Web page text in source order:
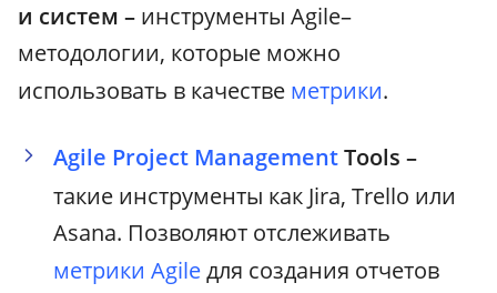
и систем – инструменты Agile–
методологии, которые можно
использовать в качестве метрики.
Agile Project ManagementTools –
такие инструменты как Jira, Trello или
Asana. Позволяют отслеживать
метрики Agileдля создания отчетов